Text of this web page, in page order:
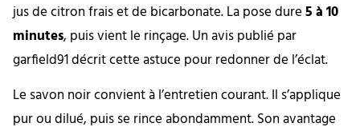
jus de citron frais et de bicarbonate. La pose dure5 à 10
minutes, puis vient le rinçage. Un avis publié par
garfield91 décrit cette astuce pour redonner de l’éclat.
Le savon noir convient à l’entretien courant. Il s’applique
pur ou dilué, puis se rince abondamment. Son avantage